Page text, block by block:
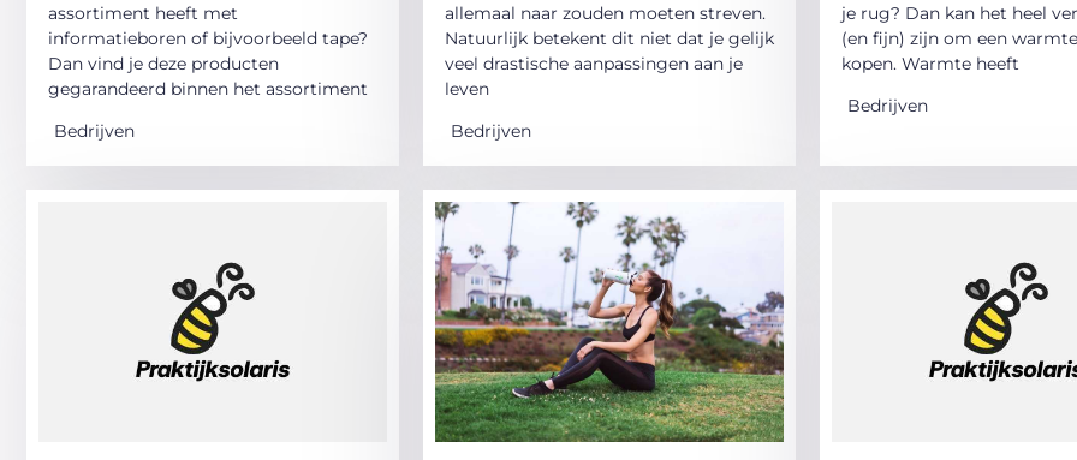
assortiment heeft met
informatieboren of bijvoorbeeld tape?
Dan vind je deze producten
gegarandeerd binnen het assortiment
Bedrijven
allemaal naar zouden moeten streven.
Natuurlijk betekent dit niet dat je gelijk
veel drastische aanpassingen aan je
leven
Bedrijven
je rug? Dan kan het heel
(en fijn) zijn om een
kopen. Warmte heeft
Bedrijven